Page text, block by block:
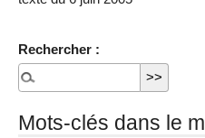
Rechercher :
Mots-clés dans le